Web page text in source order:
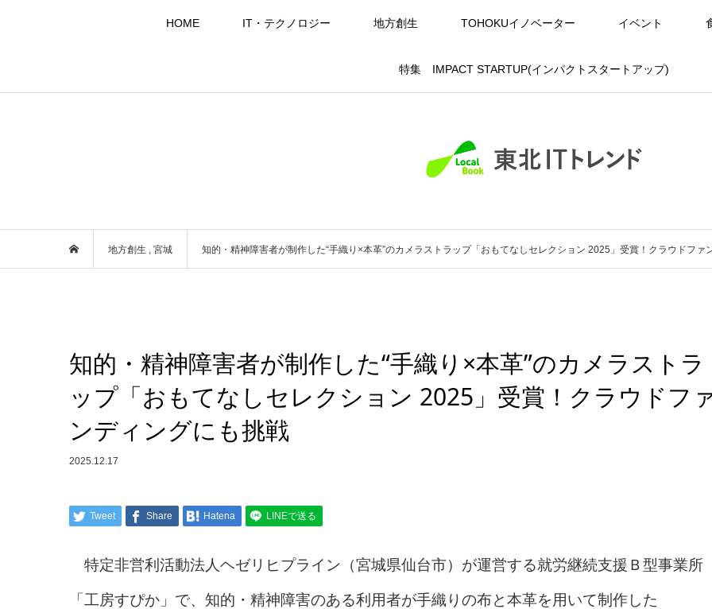
HOME IT・テクノロジー 地方創生 TOHOKUイノベーター イベント
特集 IMPACT STARTUP(インパクトスタートアップ)
地方創生 宮城 知的・精神障害者が制作した“手織り×本革”のカメラストラップ「おもてなしセレクション 2025」受賞！クラウドファ
知的・精神障害者が制作した“手織り×本革”のカメラストラ
ップ「おもてなしセレクション 2025」受賞！クラウドフ
ンディングにも挑戦
2025.12.17
Tweet Share Hatena LINEで送る
特定非営利活動法人ヘゼリヒプライン（宮城県仙台市）が運営する就労継続支援Ｂ型事業所
「工房すぴか」で、知的・精神障害のある利用者が手織りの布と本革を用いて制作した